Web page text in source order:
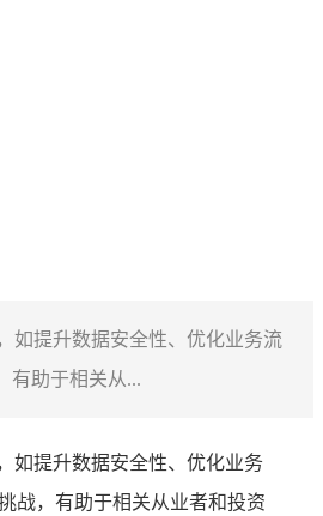
如提升数据安全性、优化业务流
有助于相关从...
如提升数据安全性、优化业务
战，有助于相关从业者和投资